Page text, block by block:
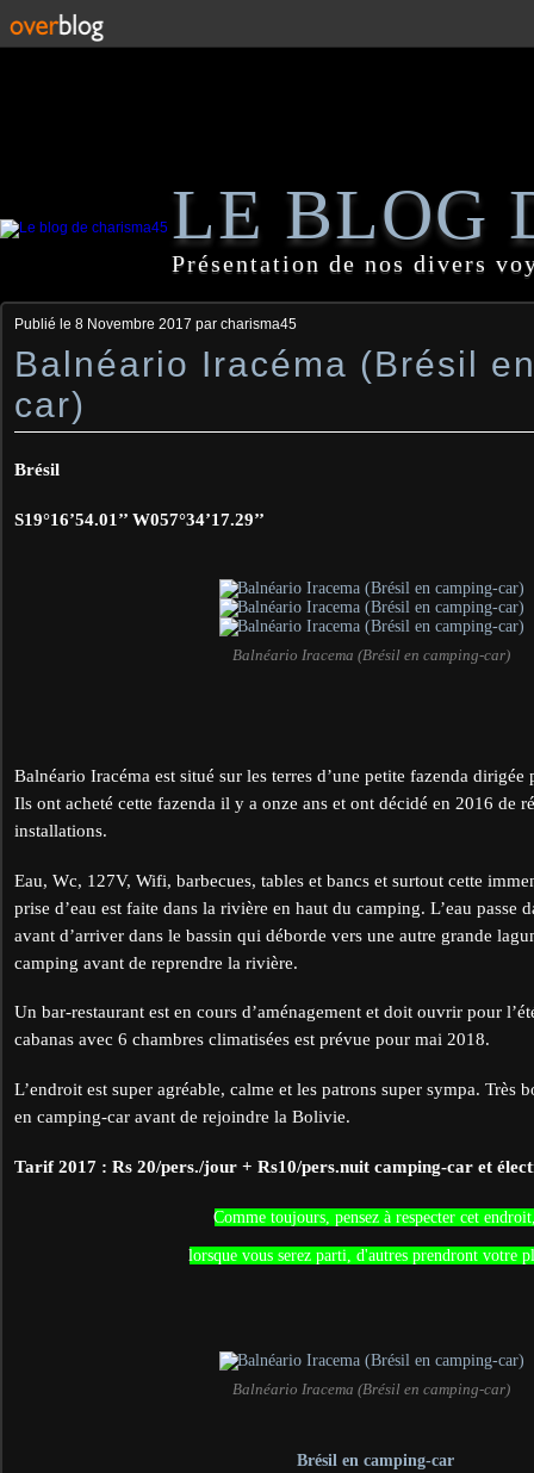
LE BLOG
Présentation de nos divers
Publié le 8 Novembre 2017 par charisma45
Balnéario Iracéma (Brésil
car)
Brésil
S19°16’54.01’’ W057°34’17.29’’
Balnéario Iracema (Brésil en camping-car)
Balnéario Iracéma est situé sur les terres d’une petite fazenda
Ils ont acheté cette fazenda il y a onze ans et ont décidé en 2016 de
installations.
Eau, Wc, 127V, Wifi, barbecues, tables et bancs et surtout cette
prise d’eau est faite dans la rivière en haut du camping. L’eau passe
avant d’arriver dans le bassin qui déborde vers une autre grande
camping avant de reprendre la rivière.
Un bar-restaurant est en cours d’aménagement et doit ouvrir pour
cabanas avec 6 chambres climatisées est prévue pour mai 2018.
L’endroit est super agréable, calme et les patrons super sympa. Très
en camping-car avant de rejoindre la Bolivie.
Tarif 2017 : Rs 20/pers./jour + Rs10/pers.nuit camping-car et
Comme toujours, pensez à respecter cet
lorsque vous serez parti, d'autres prendront votre
Balnéario Iracema (Brésil en camping-car)
Brésil en camping-car